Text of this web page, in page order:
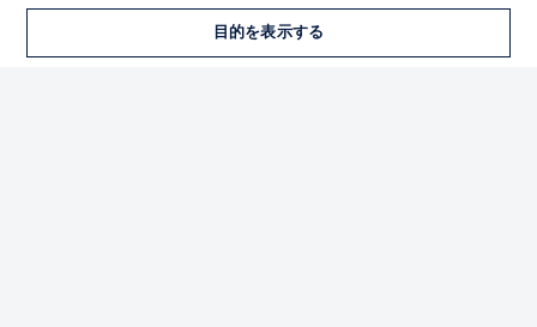
プライバシー・ポリシー 優先設定を管理する
目的を表示する